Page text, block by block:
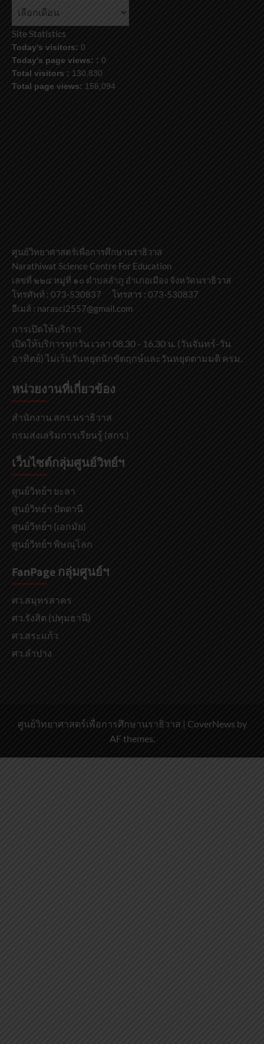
คลัง
Site Statistics
Today's visitors: 0
Today's page views: : 0
Total visitors : 130,830
Total page views: 156,094
ศูนย์วิทยาศาสตร์เพื่อการศึกษานราธิวาส
Narathiwat Science Centre For Education
เลขที่ ๒๒๔ หมู่ที่ ๑๐ ตำบลลำภู อำเภอเมือง จังหวัดนราธิวาส
โทรศัพท์ : 073-530837 โทรสาร : 073-530837
อีเมล์ : narasci2557@gmail.com
การเปิดให้บริการ
เปิดให้บริการทุกวัน เวลา 08.30 - 16.30 น. (วันจันทร์-วัน
อาทิตย์) ไม่เว้นวันหยุดนักขัตฤกษ์และวันหยุดตามมติ ครม.
หน่วยงานที่เกี่ยวข้อง
สำนักงาน สกร.นราธิวาส
กรมส่งเสริมการเรียนรู้ (สกร.)
เว็บไซต์กลุ่มศูนย์วิทย์ฯ
ศูนย์วิทย์ฯ ยะลา
ศูนย์วิทย์ฯ ปัตตานี
ศูนย์วิทย์ฯ (เอกมัย)
ศูนย์วิทย์ฯ พิษณุโลก
FanPage กลุ่มศูนย์ฯ
ศว.สมุทรสาคร
ศว.รังสิต (ปทุมธานี)
ศว.สระแก้ว
ศว.ลำปาง
ศูนย์วิทยาศาสตร์เพื่อการศึกษานราธิวาส | CoverNews by
AF themes.